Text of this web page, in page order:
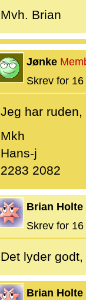
Mvh. Brian
Jønke
Skrev for
Jeg har
Mkh
Hans-j
2283 2082
Brian Holte
Skrev for
Det lyder
Brian Holte